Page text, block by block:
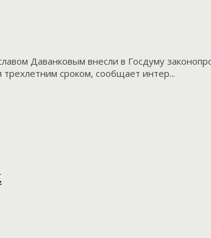
Даванковым внесли в Госдуму
сроком, сообщает интер...